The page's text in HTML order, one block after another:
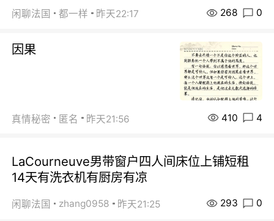
闲聊法国 都一样 昨天22:17 268 0
因果
真情秘密 匿名 昨天21:56 410 4
LaCourneuve男带窗户四人间床位上铺短租
14天有洗衣机有厨房有凉
闲聊法国 zhang0958 昨天21:25 293 0